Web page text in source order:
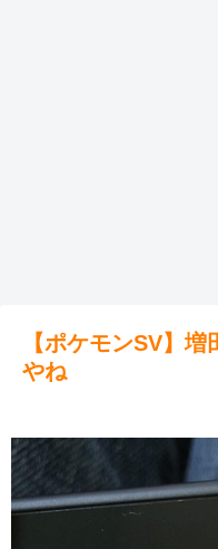
【ポケモンSV】
やね